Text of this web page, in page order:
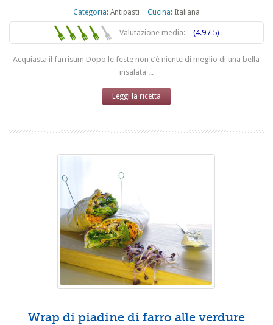
Categoria: Antipasti Cucina: Italiana
Valutazione media: (4.9 / 5)
Acquiasta il farrisum Dopo le feste non c’è niente di meglio di una bella
insalata ...
Leggi la ricetta
Wrap di piadine di farro alle verdure